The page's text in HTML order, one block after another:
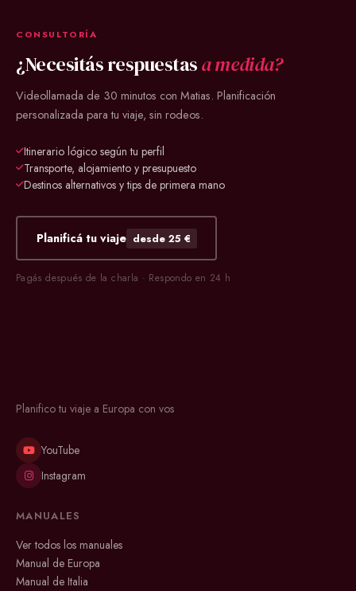
CONSULTORÍA
¿Necesitás respuestasa medida?
Videollamada de 30 minutos con Matias. Planificación
personalizada para tu viaje, sin rodeos.
Itinerario lógico según tu perfil
Transporte, alojamiento y presupuesto
Destinos alternativos y tips de primera mano
Planificá tu viaje desde 25 €
Pagás después de la charla · Respondo en 24 h
Planifico tu viaje a Europa con vos
YouTube
Instagram
MANUALES
Ver todos los manuales
Manual de Europa
Manual de Italia